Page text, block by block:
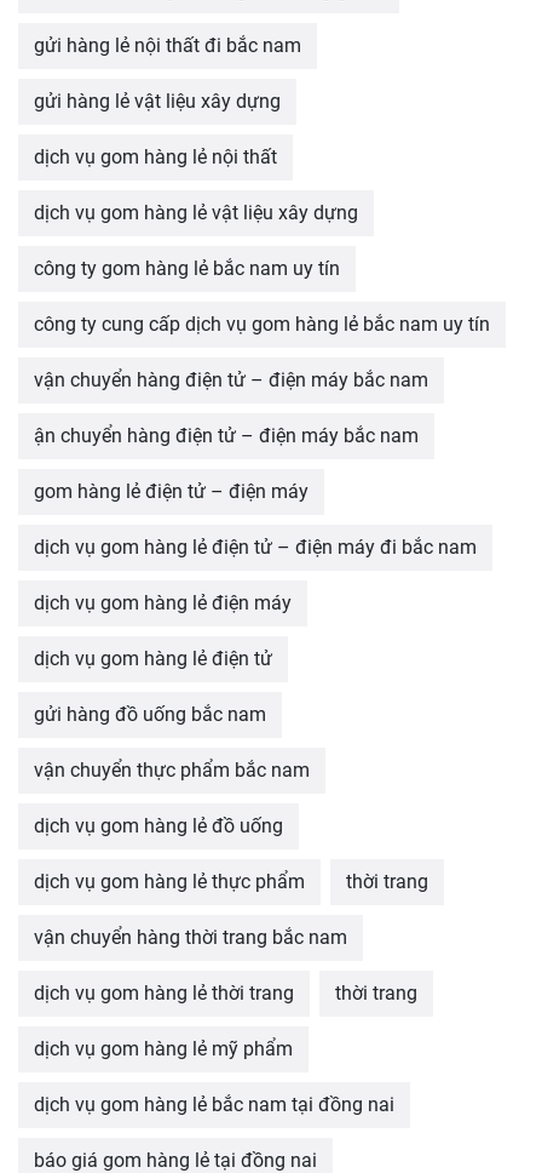
gửi hàng lẻ nội thất đi bắc nam
gửi hàng lẻ vật liệu xây dựng
dịch vụ gom hàng lẻ nội thất
dịch vụ gom hàng lẻ vật liệu xây dựng
công ty gom hàng lẻ bắc nam uy tín
công ty cung cấp dịch vụ gom hàng lẻ bắc nam uy tín
vận chuyển hàng điện tử – điện máy bắc nam
ận chuyển hàng điện tử – điện máy bắc nam
gom hàng lẻ điện tử – điện máy
dịch vụ gom hàng lẻ điện tử – điện máy đi bắc nam
dịch vụ gom hàng lẻ điện máy
dịch vụ gom hàng lẻ điện tử
gửi hàng đồ uống bắc nam
vận chuyển thực phẩm bắc nam
dịch vụ gom hàng lẻ đồ uống
dịch vụ gom hàng lẻ thực phẩm thời trang
vận chuyển hàng thời trang bắc nam
dịch vụ gom hàng lẻ thời trang thời trang
dịch vụ gom hàng lẻ mỹ phẩm
dịch vụ gom hàng lẻ bắc nam tại đồng nai
báo giá gom hàng lẻ tại đồng nai